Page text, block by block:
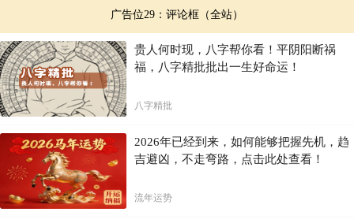
广告位29：评论框（全站）
贵人何时现，八字帮你看！平阴阳断祸
福，八字精批批出一生好命运！
八字精批
2026年已经到来，如何能够把握先机，趋
吉避凶，不走弯路，点击此处查看！
流年运势